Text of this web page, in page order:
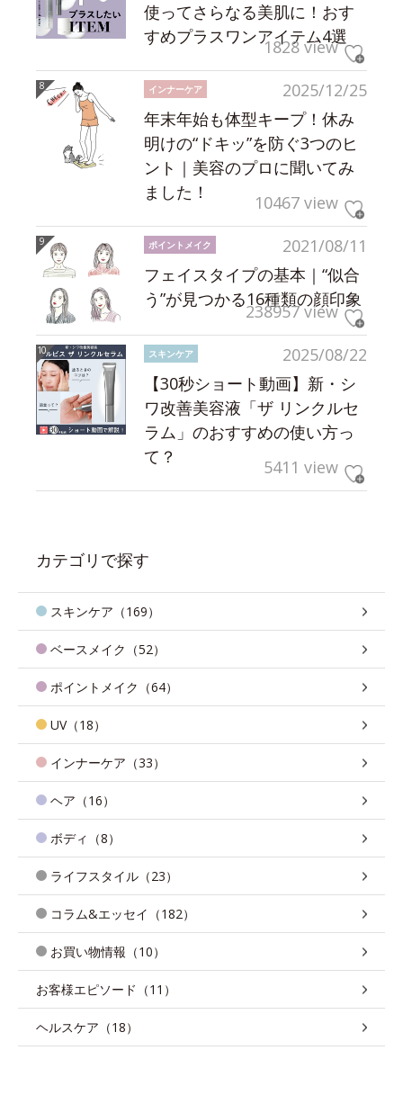
使ってさらなる美肌に！おす
すめプラスワンアイテム4選
1828 view
2025/12/25
インナーケア
年末年始も体型キープ！休み
明けの“ドキッ”を防ぐ3つのヒ
ント｜美容のプロに聞いてみ
ました！
10467 view
2021/08/11
ポイントメイク
フェイスタイプの基本｜“似合
う”が見つかる16種類の顔印象
238957 view
2025/08/22
スキンケア
【30秒ショート動画】新・シ
ワ改善美容液「ザ リンクルセ
ラム」のおすすめの使い方っ
て？
5411 view
カテゴリで探す
スキンケア（169）
ベースメイク（52）
ポイントメイク（64）
UV（18）
インナーケア（33）
ヘア（16）
ボディ（8）
ライフスタイル（23）
コラム&エッセイ（182）
お買い物情報（10）
お客様エピソード（11）
ヘルスケア（18）